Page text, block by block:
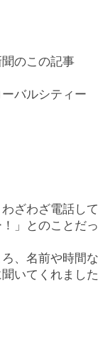
のこの記事
バルシティー
ざわざ電話し
」とのことだ
、名前や時間
いてくれまし